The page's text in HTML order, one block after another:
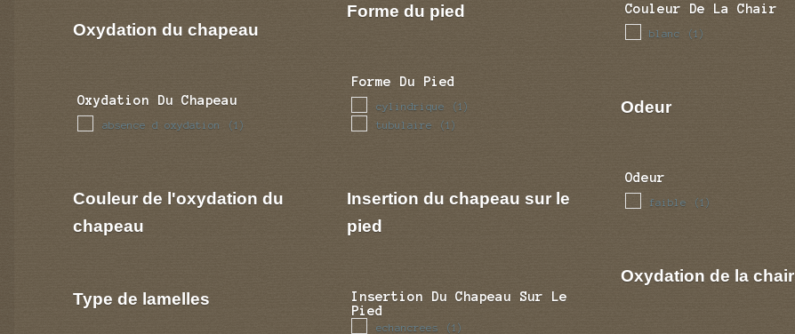
Oxydation du chapeau
Oxydation Du Chapeau
absence d oxydation (1)
Couleur de l'oxydation du
chapeau
Type de lamelles
Forme du pied
Forme Du Pied
cylindrique (1)
tubulaire (1)
Insertion du chapeau sur le
pied
Insertion Du Chapeau Sur Le
Pied
echancrees (1)
Couleur De La Chair
blanc (1)
Odeur
Odeur
faible (1)
Oxydation de la chair